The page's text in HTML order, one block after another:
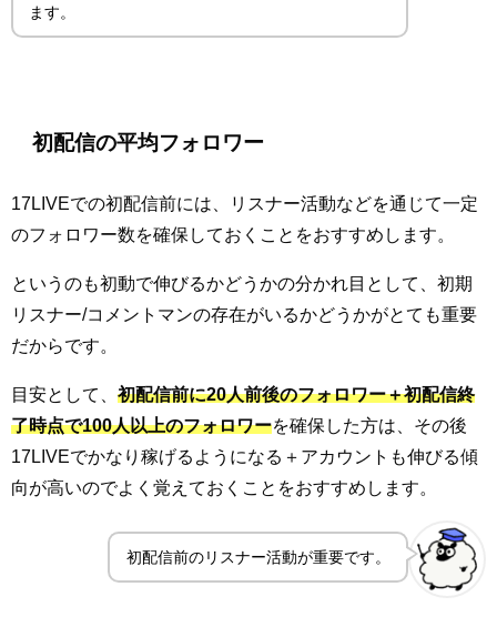
ます。
初配信の平均フォロワー
17LIVEでの初配信前には、リスナー活動などを通じて一定
のフォロワー数を確保しておくことをおすすめします。
というのも初動で伸びるかどうかの分かれ目として、初期
リスナー/コメントマンの存在がいるかどうかがとても重要
だからです。
目安として、 初配信前に20人前後のフォロワー＋初配信終
了時点で100人以上のフォロワーを確保した方は、その後
17LIVEでかなり稼げるようになる＋アカウントも伸びる傾
向が高いのでよく覚えておくことをおすすめします。
初配信前のリスナー活動が重要です。